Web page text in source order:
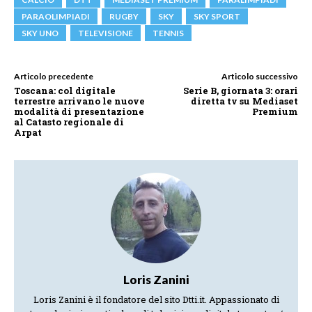
PARAOLIMPIADI
RUGBY SKY
SKY SPORT
SKY UNO
TELEVISIONE TENNIS
Articolo precedente
Toscana: col digitale
terrestre arrivano le nuove
modalità di presentazione
al Catasto regionale di
Arpat
Articolo successivo
Serie B, giornata 3: orari
diretta tv su Mediaset
Premium
Loris Zanini
Loris Zanini è il fondatore del sito Dtti.it. Appassionato di